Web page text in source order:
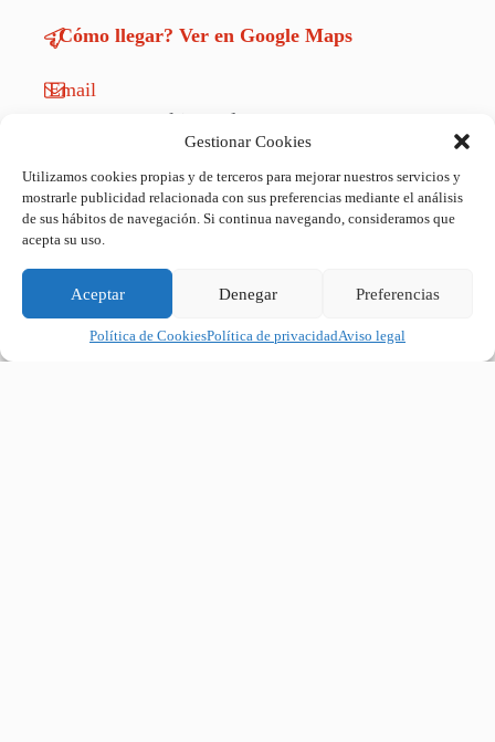
Gestionar Cookies
Utilizamos cookies propias y de terceros para mejorar nuestros servicios y
mostrarle publicidad relacionada con sus preferencias mediante el análisis
de sus hábitos de navegación. Si continua navegando, consideramos que
acepta su uso.
Aceptar Denegar Preferencias
Política de CookiesPolítica de privacidadAviso legal
¿Cómo llegar? Ver en Google Maps
Email
contacto@rockinmad.es
+34 689 65 96 92
Horarios
Sábados: 10:00 – 14:00